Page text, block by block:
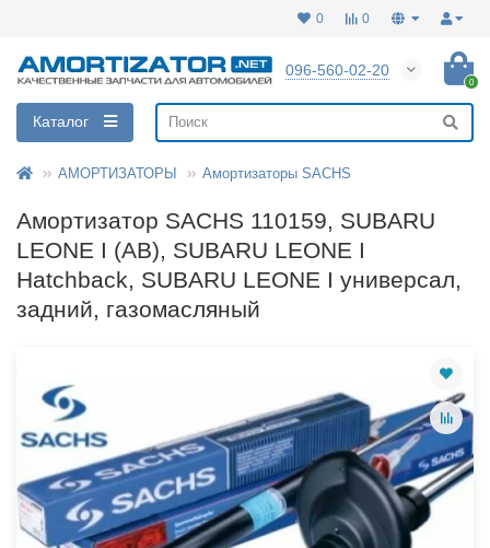
0
0
096-560-02-20
0
Каталог
АМОРТИЗАТОРЫ Амортизаторы SACHS
Амортизатор SACHS 110159, SUBARU
LEONE I (AB), SUBARU LEONE I
Hatchback, SUBARU LEONE I универсал,
задний, газомасляный